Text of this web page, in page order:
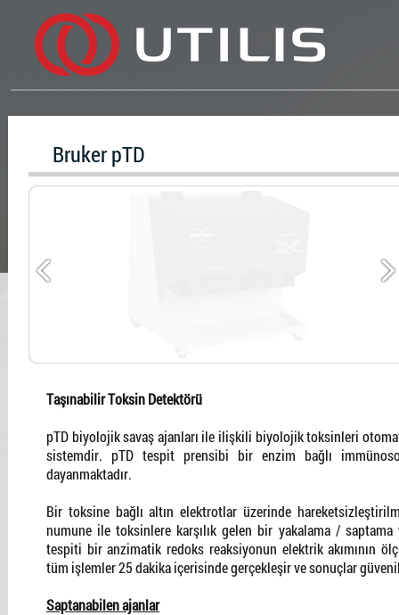
Bruker pTD
Taşınabilir Toksin Detektörü
pTD biyolojik savaş ajanları ile ilişkili biyolojik toksinleri
sistemdir. pTD tespit prensibi bir enzim bağlı
dayanmaktadır.
Bir toksine bağlı altın elektrotlar üzerinde
numune ile toksinlere karşılık gelen bir yakalama /
tespiti bir anzimatik redoks reaksiyonun elektrik akımının
tüm işlemler 25 dakika içerisinde gerçekleşir ve sonuçlar
Saptanabilen ajanlar